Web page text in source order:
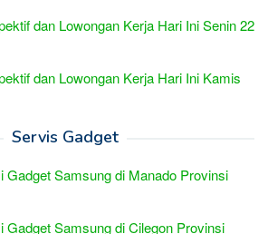
dan Lowongan Kerja Hari Ini Senin 22
dan Lowongan Kerja Hari Ini Kamis
Servis Gadget
Gadget Samsung di Manado Provinsi
Gadget Samsung di Cilegon Provinsi